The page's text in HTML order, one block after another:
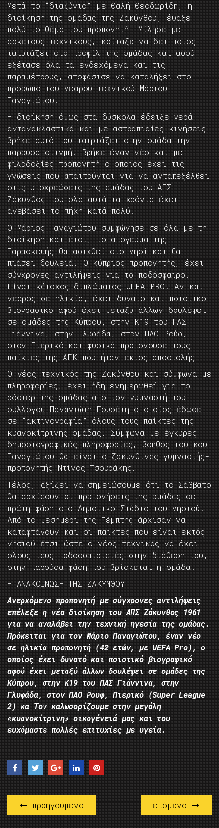
Μετά το “διαζύγιο” με Θαλή Θεοδωρίδη, η
διοίκηση της ομάδας της Ζακύνθου, έψαξε
πολύ το θέμα του προπονητή. Μίλησε με
αρκετούς τεχνικούς, κοίταξε να δει ποιός
ταιριάζει στο προφίλ της ομάδας και αφού
εξέτασε όλα τα ενδεχόμενα και τις
παραμέτρους, αποφάσισε να καταλήξει στο
πρόσωπο του νεαρού τεχνικού Μάριου
Παναγιώτου.
Η διοίκηση όμως στα δύσκολα έδειξε γερά
αντανακλαστικά και με αστραπιαίες κινήσεις
βρήκε αυτό που ταιριάζει στην ομάδα την
παρούσα στιγμή. Βρήκε έναν νέο και με
φιλοδοξίες προπονητή ο οποίος έχει τις
γνώσεις που απαιτούνται για να ανταπεξέλθει
στις υποχρεώσεις της ομάδας του ΑΠΣ
Ζάκυνθος που όλα αυτά τα χρόνια έχει
ανεβάσει το πήχη κατά πολύ.
Ο Μάριος Παναγιώτου συμφώνησε σε όλα με τη
διοίκηση και έτσι, το απόγευμα της
Παρασκευής θα αφιχθεί στο νησί και θα
πιάσει δουλειά. Ο κύπριος προπονητής, έχει
σύγχρονες αντιλήψεις για το ποδόσφαιρο.
Είναι κάτοχος διπλώματος UEFA PRO. Αν και
νεαρός σε ηλικία, έχει δυνατό και ποιοτικό
βιογραφικό αφού έχει μεταξύ άλλων δουλέψει
σε ομάδες της Κύπρου, στην Κ19 του ΠΑΣ
Γιάννινα, στην Γλυφάδα, στον ΠΑΟ Ρούφ,
στον Πιερικό και φυσικά προπονούσε τους
παίκτες της ΑΕΚ που ήταν εκτός αποστολής.
Ο νέος τεχνικός της Ζακύνθου και σύμφωνα με
πληροφορίες, έχει ήδη ενημερωθεί για το
ρόστερ της ομάδας από τον γυμναστή του
συλλόγου Παναγιώτη Γουσέτη ο οποίος έδωσε
σε “ακτινογραφία” όλους τους παίκτες της
κυανοκίτρινης ομάδας. Σύμφωνα με έγκυρες
δημοσιογραφικές πληροφορίες, βοηθός του κου
Παναγιώτου θα είναι ο ζακυνθινός γυμναστής-
προπονητής Ντίνος Τσουράκης.
Τέλος, αξίζει να σημειώσουμε ότι το Σάββατο
θα αρχίσουν οι προπονήσεις της ομάδας σε
πρώτη φάση στο Δημοτικό Στάδιο του νησιού.
Από το μεσημέρι της Πέμπτης άρχισαν να
καταφτάνουν και οι παίκτες που είναι εκτός
νησιού έτσι ώστε ο νέος τεχνικός να έχει
όλους τους ποδοσφαιριστές στην διάθεση του,
στην παρούσα φάση που βρίσκεται η ομάδα.
Η ΑΝΑΚΟΙΝΩΣΗ ΤΗΣ ΖΑΚΥΝΘΟΥ
Ανερχόμενο προπονητή με σύγχρονες αντιλήψεις
επέλεξε η νέα διοίκηση του ΑΠΣ Ζάκυνθος 1961
για να αναλάβει την τεχνική ηγεσία της ομάδας.
Πρόκειται για τον Μάριο Παναγιώτου, έναν νέο
σε ηλικία προπονητή (42 ετών, με UEFA Pro), ο
οποίος έχει δυνατό και ποιοτικό βιογραφικό
αφού έχει μεταξύ άλλων δουλέψει σε ομάδες της
Κύπρου, στην Κ19 του ΠΑΣ Γιάννινα, στην
Γλυφάδα, στον ΠΑΟ Ρουφ, Πιερικό (Super League
2) κα Τον καλωσορίζουμε στην μεγάλη
«κυανοκίτρινη» οικογένειά μας και του
ευχόμαστε πολλές επιτυχίες με υγεία.
προηγούμενο επόμενο